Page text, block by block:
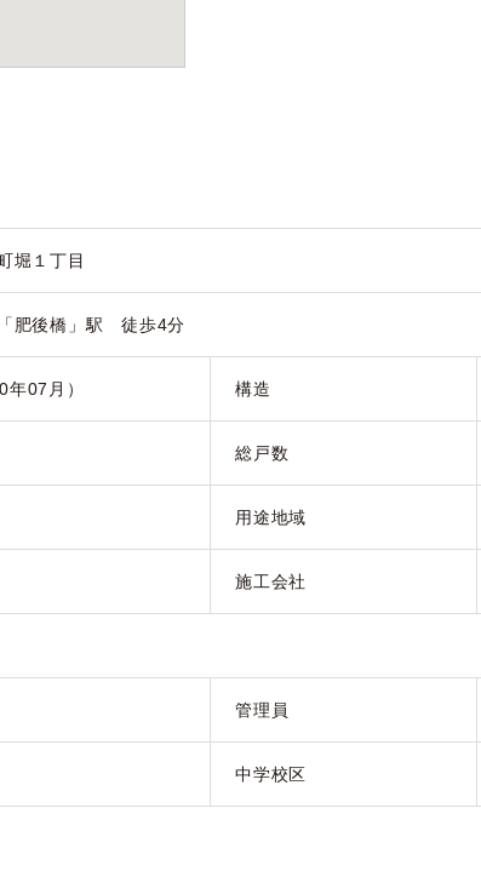
堀１丁目
肥後橋」駅 徒歩4分
07月） 構造
総戸数
用途地域
施工会社
管理員
中学校区